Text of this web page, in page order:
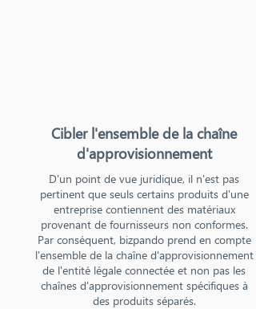
Cibler l'ensemble de la chaîne
d'approvisionnement
D'un point de vue juridique, il n'est pas
pertinent que seuls certains produits d'une
entreprise contiennent des matériaux
provenant de fournisseurs non conformes.
Par conséquent, bizpando prend en compte
l'ensemble de la chaîne d'approvisionnement
de l'entité légale connectée et non pas les
chaînes d'approvisionnement spécifiques à
des produits séparés.